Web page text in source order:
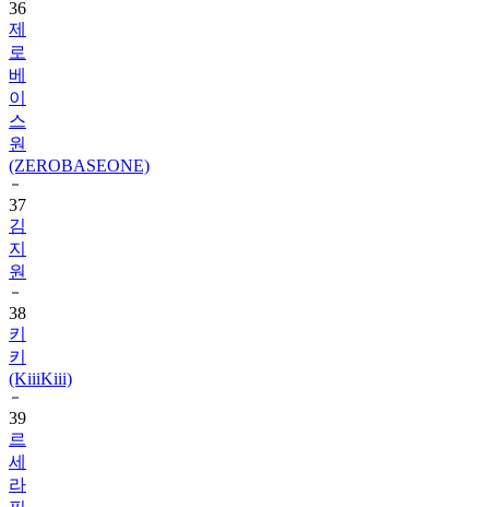
로
베
이
스
원
(ZEROBASEONE)
37
김
지
원
38
키
키
(KiiiKiii)
39
르
세
라
핌
(LE